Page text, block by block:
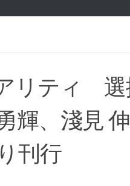
リティ
輝、淺見
刊行